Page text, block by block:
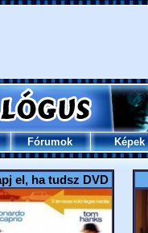
Fórumok Képek
el, ha tudsz DVD